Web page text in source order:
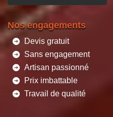
Nos engagements
Devis gratuit
Sans engagement
Artisan passionné
Prix imbattable
Travail de qualité